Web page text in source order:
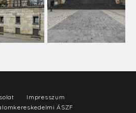
Impresszum
ÁSZF